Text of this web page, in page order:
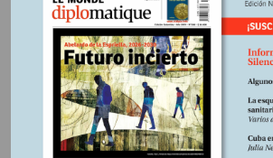
en otras partes? ¿Y por cuánto tiempo
Véase John J. Mearsheimer, “Playing
The underappreciated risks of
Foreign Affairs, Nueva York, 17-8-22.
“Perspectivas de la economía